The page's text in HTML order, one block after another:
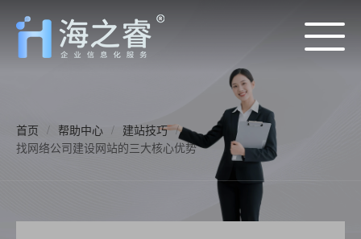
首页 / 帮助中心 / 建站技巧 /
找网络公司建设网站的三大核心优势